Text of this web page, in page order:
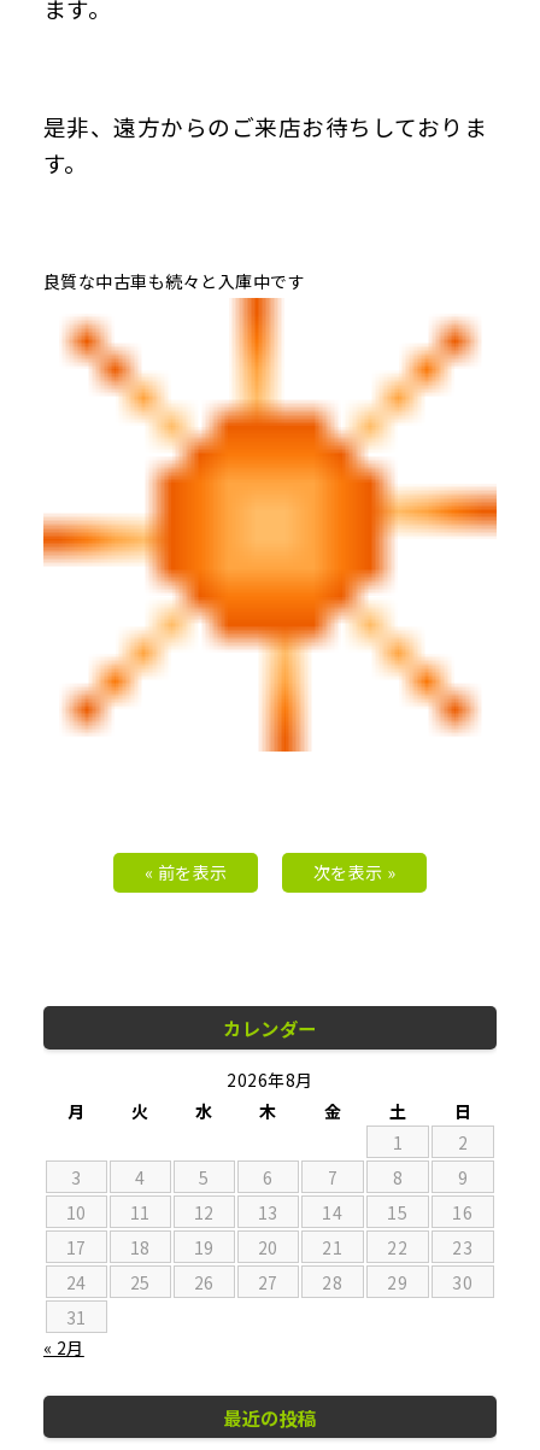
ます。
是非、遠方からのご来店お待ちしておりま
す。
良質な中古車も続々と入庫中です
« 前を表示 次を表示 »
カレンダー
2026年8月
月
火 水 木 金 土
日
1
2
3
4 5 6 7 8
9
10
11 12 13 14 15
16
17
18 19 20 21 22
23
24
25 26 27 28 29
30
31
« 2月
最近の投稿